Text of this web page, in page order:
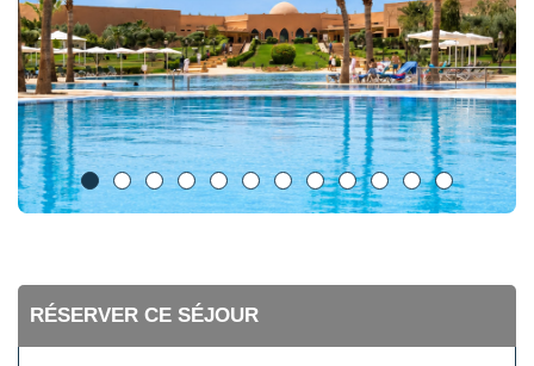
RÉSERVER CE SÉJOUR